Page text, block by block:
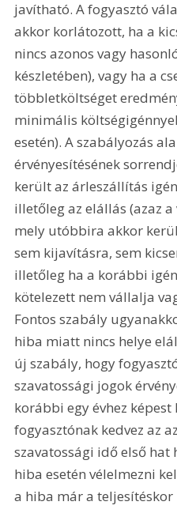
javítható. A fogyasztó
akkor korlátozott, ha a
nincs azonos vagy
készletében), vagy ha a
többletköltséget
minimális
esetén). A szabályozás
érvényesítésének
került az árleszállítás
illetőleg az elállás (azaz
mely utóbbira akkor
sem kijavításra, sem
illetőleg ha a korábbi
kötelezett nem vállalja
Fontos szabály
hiba miatt nincs helye
új szabály, hogy
szavatossági jogok
korábbi egy évhez képest
fogyasztónak kedvez az
szavatossági idő első
hiba esetén vélelmezni
a hiba már a teljesítéskor